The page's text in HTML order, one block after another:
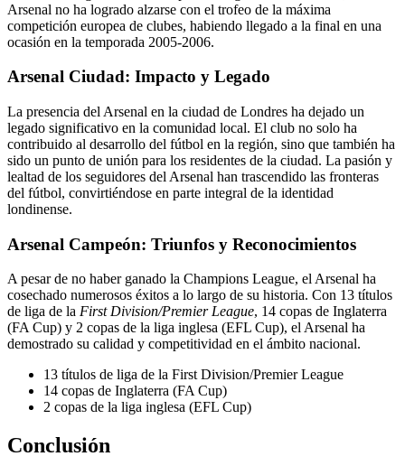
Arsenal no ha logrado alzarse con el trofeo de la máxima
competición europea de clubes, habiendo llegado a la final en una
ocasión en la temporada 2005-2006.
Arsenal Ciudad: Impacto y Legado
La presencia del Arsenal en la ciudad de Londres ha dejado un
legado significativo en la comunidad local. El club no solo ha
contribuido al desarrollo del fútbol en la región, sino que también ha
sido un punto de unión para los residentes de la ciudad. La pasión y
lealtad de los seguidores del Arsenal han trascendido las fronteras
del fútbol, convirtiéndose en parte integral de la identidad
londinense.
Arsenal Campeón: Triunfos y Reconocimientos
A pesar de no haber ganado la Champions League, el Arsenal ha
cosechado numerosos éxitos a lo largo de su historia. Con 13 títulos
de liga de la First Division/Premier League, 14 copas de Inglaterra
(FA Cup) y 2 copas de la liga inglesa (EFL Cup), el Arsenal ha
demostrado su calidad y competitividad en el ámbito nacional.
13 títulos de liga de la First Division/Premier League
14 copas de Inglaterra (FA Cup)
2 copas de la liga inglesa (EFL Cup)
Conclusión